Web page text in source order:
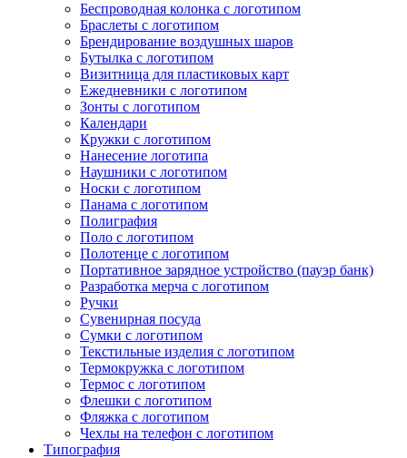
Беспроводная колонка с логотипом
Браслеты с логотипом
Брендирование воздушных шаров
Бутылка с логотипом
Визитница для пластиковых карт
Ежедневники с логотипом
Зонты с логотипом
Календари
Кружки с логотипом
Нанесение логотипа
Наушники с логотипом
Носки с логотипом
Панама с логотипом
Полиграфия
Поло с логотипом
Полотенце с логотипом
Портативное зарядное устройство (пауэр банк)
Разработка мерча с логотипом
Ручки
Сувенирная посуда
Сумки с логотипом
Текстильные изделия с логотипом
Термокружка с логотипом
Термос с логотипом
Флешки с логотипом
Фляжка с логотипом
Чехлы на телефон с логотипом
Типография